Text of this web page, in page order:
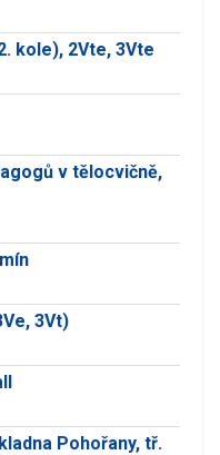
kole), 2Vte, 3Vte
v tělocvičně,
3Vt)
Pohořany, tř.